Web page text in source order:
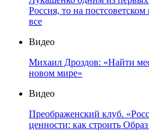
Россия, то на
все
Видео
Михаил Дроздов: «Найти
новом мире»
Видео
Преображенский клуб.
ценности: как строить